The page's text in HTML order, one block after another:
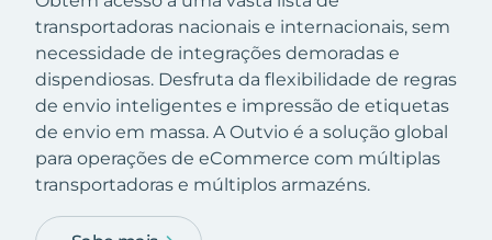
transportadoras nacionais e internacionais, sem
necessidade de integrações demoradas e
dispendiosas. Desfruta da flexibilidade de regras
de envio inteligentes e impressão de etiquetas
de envio em massa. A Outvio é a solução global
para operações de eCommerce com múltiplas
transportadoras e múltiplos armazéns.